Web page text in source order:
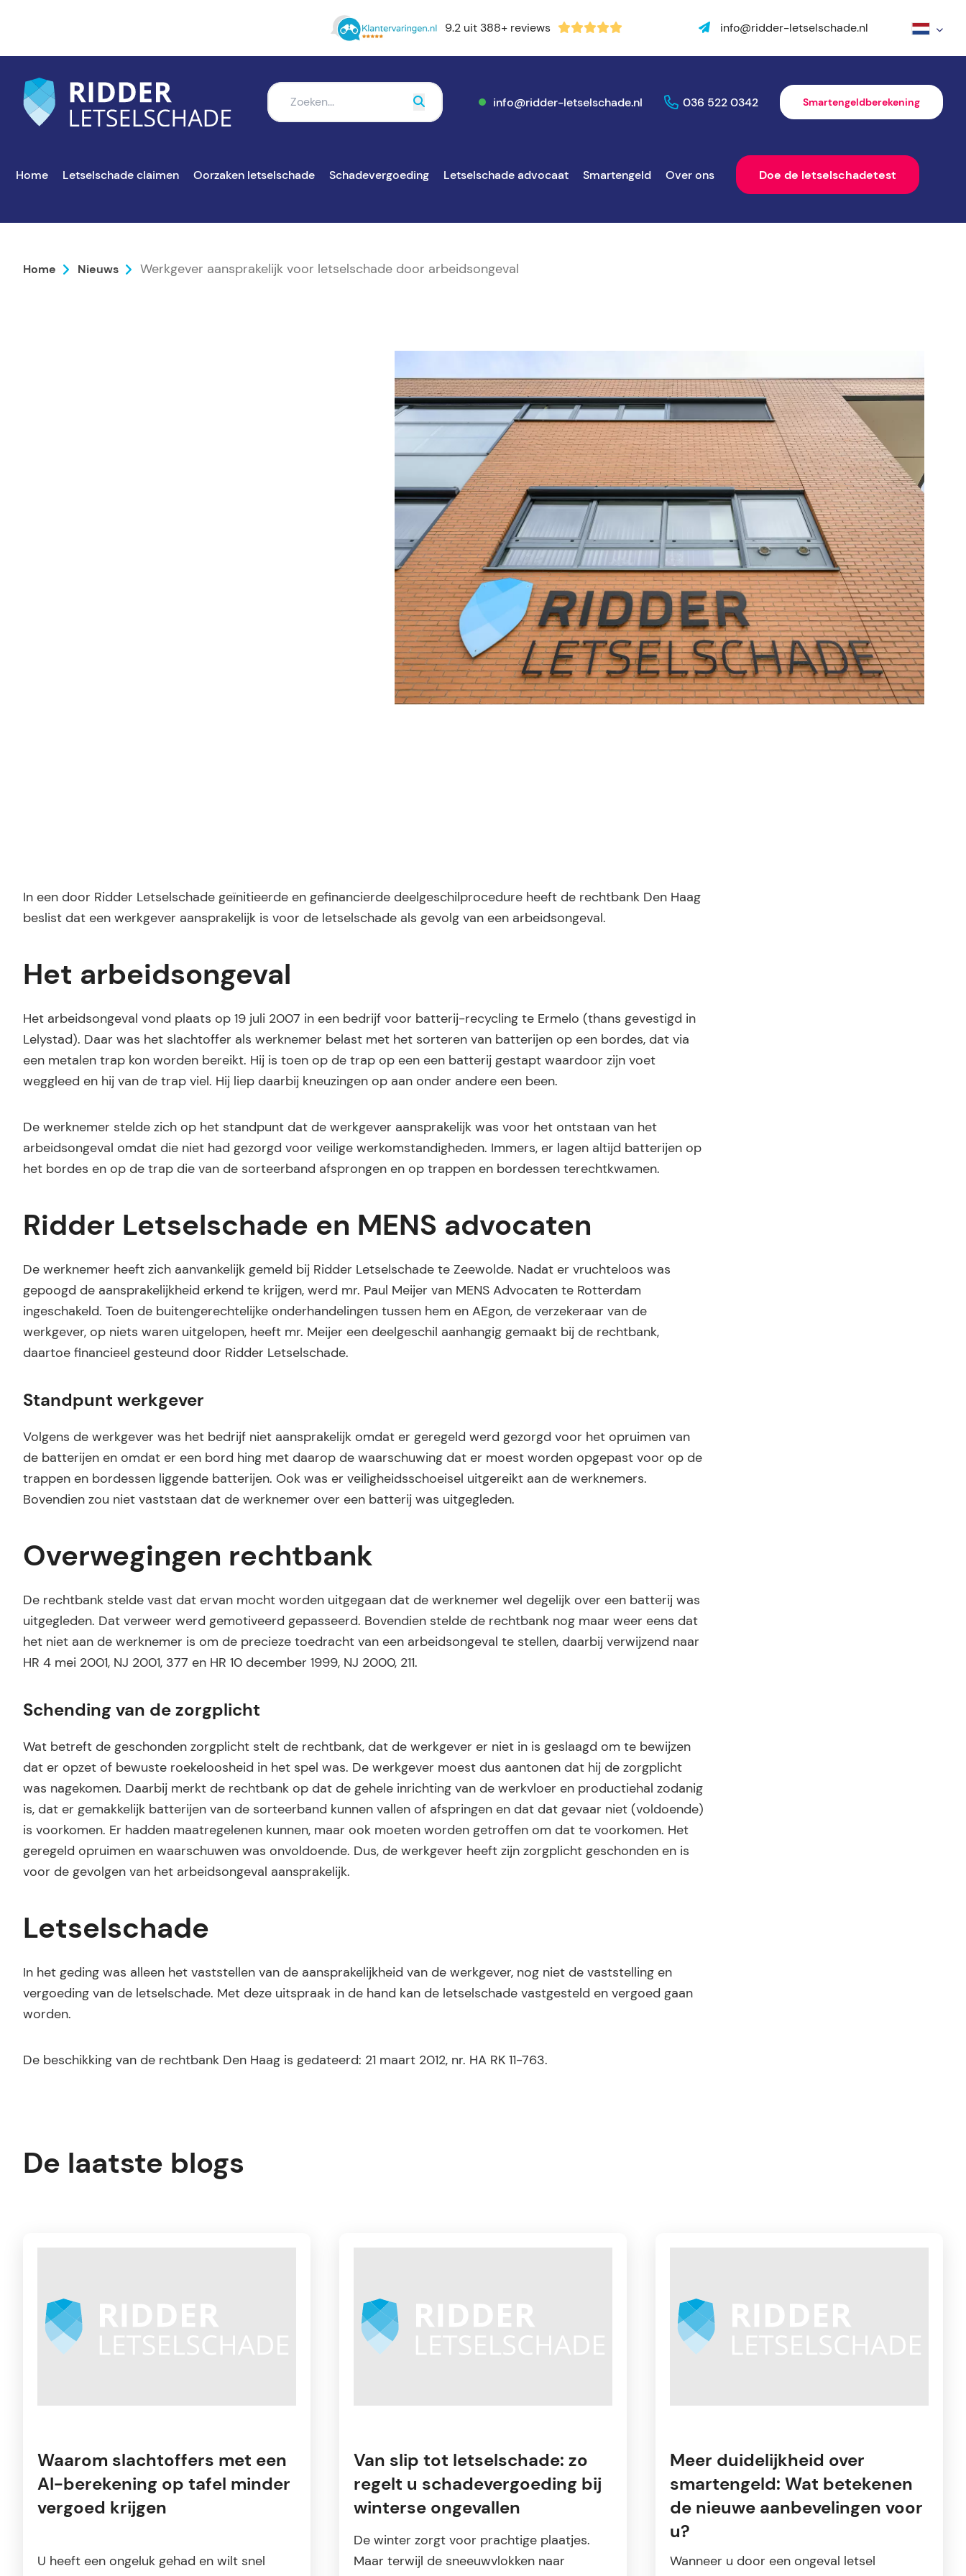
9.2 uit 388+ reviews info@ridder-letselschade.nl
info@ridder-letselschade.nl 036 522 0342 Smartengeldberekening
Home Letselschade claimen Oorzaken letselschade Schadevergoeding Letselschade advocaat Smartengeld Over ons Doe de letselschadetest
Home Nieuws Werkgever aansprakelijk voor letselschade door arbeidsongeval
In een door Ridder Letselschade geïnitieerde en gefinancierde deelgeschilprocedure heeft de rechtbank Den Haag
beslist dat een werkgever aansprakelijk is voor de letselschade als gevolg van een arbeidsongeval.
Het arbeidsongeval
Het arbeidsongeval vond plaats op 19 juli 2007 in een bedrijf voor batterij-recycling te Ermelo (thans gevestigd in
Lelystad). Daar was het slachtoffer als werknemer belast met het sorteren van batterijen op een bordes, dat via
een metalen trap kon worden bereikt. Hij is toen op de trap op een een batterij gestapt waardoor zijn voet
weggleed en hij van de trap viel. Hij liep daarbij kneuzingen op aan onder andere een been.
De werknemer stelde zich op het standpunt dat de werkgever aansprakelijk was voor het ontstaan van het
arbeidsongeval omdat die niet had gezorgd voor veilige werkomstandigheden. Immers, er lagen altijd batterijen op
het bordes en op de trap die van de sorteerband afsprongen en op trappen en bordessen terechtkwamen.
Ridder Letselschade en MENS advocaten
De werknemer heeft zich aanvankelijk gemeld bij Ridder Letselschade te Zeewolde. Nadat er vruchteloos was
gepoogd de aansprakelijkheid erkend te krijgen, werd mr. Paul Meijer van MENS Advocaten te Rotterdam
ingeschakeld. Toen de buitengerechtelijke onderhandelingen tussen hem en AEgon, de verzekeraar van de
werkgever, op niets waren uitgelopen, heeft mr. Meijer een deelgeschil aanhangig gemaakt bij de rechtbank,
daartoe financieel gesteund door Ridder Letselschade.
Standpunt werkgever
Volgens de werkgever was het bedrijf niet aansprakelijk omdat er geregeld werd gezorgd voor het opruimen van
de batterijen en omdat er een bord hing met daarop de waarschuwing dat er moest worden opgepast voor op de
trappen en bordessen liggende batterijen. Ook was er veiligheidsschoeisel uitgereikt aan de werknemers.
Bovendien zou niet vaststaan dat de werknemer over een batterij was uitgegleden.
Overwegingen rechtbank
De rechtbank stelde vast dat ervan mocht worden uitgegaan dat de werknemer wel degelijk over een batterij was
uitgegleden. Dat verweer werd gemotiveerd gepasseerd. Bovendien stelde de rechtbank nog maar weer eens dat
het niet aan de werknemer is om de precieze toedracht van een arbeidsongeval te stellen, daarbij verwijzend naar
HR 4 mei 2001, NJ 2001, 377 en HR 10 december 1999, NJ 2000, 211.
Schending van de zorgplicht
Wat betreft de geschonden zorgplicht stelt de rechtbank, dat de werkgever er niet in is geslaagd om te bewijzen
dat er opzet of bewuste roekeloosheid in het spel was. De werkgever moest dus aantonen dat hij de zorgplicht
was nagekomen. Daarbij merkt de rechtbank op dat de gehele inrichting van de werkvloer en productiehal zodanig
is, dat er gemakkelijk batterijen van de sorteerband kunnen vallen of afspringen en dat dat gevaar niet (voldoende)
is voorkomen. Er hadden maatregelenen kunnen, maar ook moeten worden getroffen om dat te voorkomen. Het
geregeld opruimen en waarschuwen was onvoldoende. Dus, de werkgever heeft zijn zorgplicht geschonden en is
voor de gevolgen van het arbeidsongeval aansprakelijk.
Letselschade
In het geding was alleen het vaststellen van de aansprakelijkheid van de werkgever, nog niet de vaststelling en
vergoeding van de letselschade. Met deze uitspraak in de hand kan de letselschade vastgesteld en vergoed gaan
worden.
De beschikking van de rechtbank Den Haag is gedateerd: 21 maart 2012, nr. HA RK 11-763.
De laatste blogs
Waarom slachtoffers met een
AI-berekening op tafel minder
vergoed krijgen
U heeft een ongeluk gehad en wilt snel
Van slip tot letselschade: zo
regelt u schadevergoeding bij
winterse ongevallen
De winter zorgt voor prachtige plaatjes.
Maar terwijl de sneeuwvlokken naar
Meer duidelijkheid over
smartengeld: Wat betekenen
de nieuwe aanbevelingen voor
u?
Wanneer u door een ongeval letsel